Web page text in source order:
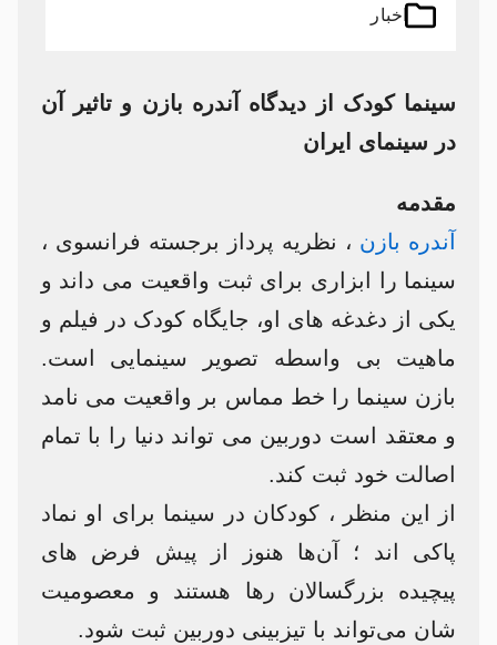
اخبار
سینما کودک از دیدگاه آندره بازن و تاثیر آن
در سینمای ایران
مقدمه
آندره بازن ، نظریه پرداز برجسته فرانسوی ،
سینما را ابزاری برای ثبت واقعیت می‌ داند و
یکی از دغدغه‌ های او، جایگاه کودک در فیلم و
ماهیت بی واسطه تصویر سینمایی است.
بازن سینما را خط مماس بر واقعیت می‌ نامد
و معتقد است دوربین می‌ تواند دنیا را با تمام
اصالت خود ثبت کند.
از این منظر ، کودکان در سینما برای او نماد
پاکی‌ اند ؛ آن‌ها هنوز از پیش فرض های
پیچیده بزرگسالان رها هستند و معصومیت
شان می‌تواند با تیزبینی دوربین ثبت شود.